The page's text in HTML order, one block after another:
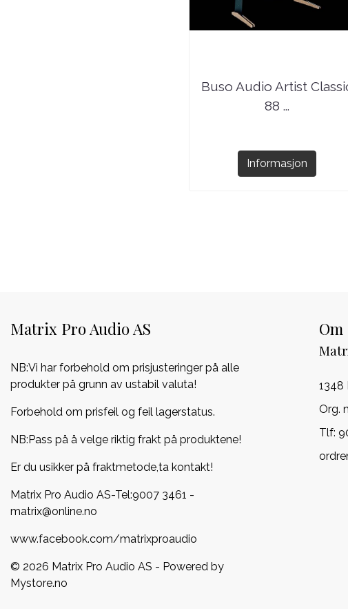
Buso Audio Artist
88 ...
Informasjon
Matrix Pro Audio AS
NB:Vi har forbehold om prisjusteringer på alle
produkter på grunn av ustabil valuta!
Forbehold om prisfeil og feil lagerstatus.
NB:Pass på å velge riktig frakt på produktene!
Er du usikker på fraktmetode,ta kontakt!
Matrix Pro Audio AS-Tel:9007 3461 -
matrix@online.no
www.facebook.com/matrixproaudio
© 2026 Matrix Pro Audio AS - Powered by
Mystore.no
Om
1348
Org.
Tlf: